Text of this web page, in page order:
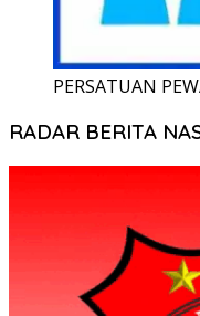
PERSATUAN
RADAR BERITA